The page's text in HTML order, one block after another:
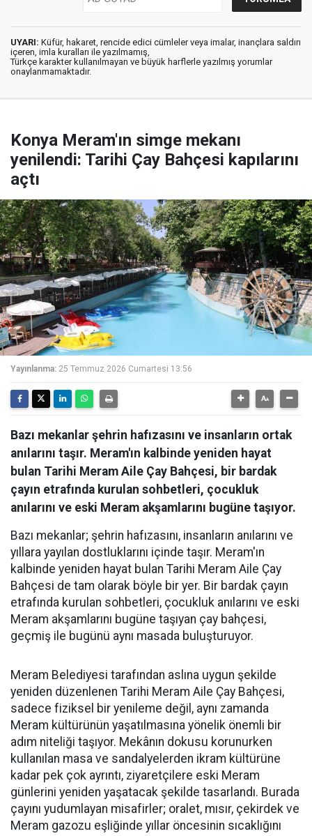
UYARI: Küfür, hakaret, rencide edici cümleler veya imalar, inançlara saldırı
içeren, imla kuralları ile yazılmamış,
Türkçe karakter kullanılmayan ve büyük harflerle yazılmış yorumlar
onaylanmamaktadır.
Konya Meram'ın simge mekanı
yenilendi: Tarihi Çay Bahçesi kapılarını
açtı
Yayınlanma: 25 Temmuz 2026 Cumartesi 13:56
Bazı mekanlar şehrin hafızasını ve insanların ortak
anılarını taşır. Meram'ın kalbinde yeniden hayat
bulan Tarihi Meram Aile Çay Bahçesi, bir bardak
çayın etrafında kurulan sohbetleri, çocukluk
anılarını ve eski Meram akşamlarını bugüne taşıyor.
Bazı mekanlar; şehrin hafızasını, insanların anılarını ve
yıllara yayılan dostluklarını içinde taşır. Meram'ın
kalbinde yeniden hayat bulan Tarihi Meram Aile Çay
Bahçesi de tam olarak böyle bir yer. Bir bardak çayın
etrafında kurulan sohbetleri, çocukluk anılarını ve eski
Meram akşamlarını bugüne taşıyan çay bahçesi,
geçmiş ile bugünü aynı masada buluşturuyor.
Meram Belediyesi tarafından aslına uygun şekilde
yeniden düzenlenen Tarihi Meram Aile Çay Bahçesi,
sadece fiziksel bir yenileme değil, aynı zamanda
Meram kültürünün yaşatılmasına yönelik önemli bir
adım niteliği taşıyor. Mekânın dokusu korunurken
kullanılan masa ve sandalyelerden ikram kültürüne
kadar pek çok ayrıntı, ziyaretçilere eski Meram
günlerini yeniden yaşatacak şekilde tasarlandı. Burada
çayını yudumlayan misafirler; oralet, mısır, çekirdek ve
Meram gazozu eşliğinde yıllar öncesinin sıcaklığını